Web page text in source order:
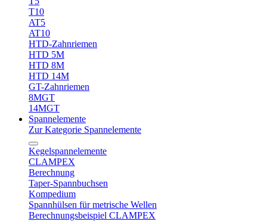
T10
AT5
AT10
HTD-Zahnriemen
HTD 5M
HTD 8M
HTD 14M
GT-Zahnriemen
8MGT
14MGT
Spannelemente
Zur Kategorie Spannelemente
Kegelspannelemente
CLAMPEX
Berechnung
Taper-Spannbuchsen
Kompedium
Spannhülsen für metrische Wellen
Berechnungsbeispiel CLAMPEX